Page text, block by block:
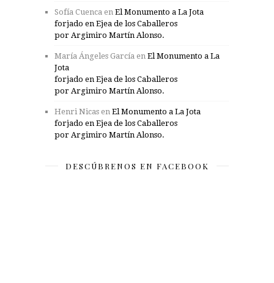
Sofía Cuenca en El Monumento a La Jota
forjado en Ejea de los Caballeros
por Argimiro Martín Alonso.
María Ángeles García en El Monumento a La
Jota
forjado en Ejea de los Caballeros
por Argimiro Martín Alonso.
Henri Nicas en El Monumento a La Jota
forjado en Ejea de los Caballeros
por Argimiro Martín Alonso.
DESCÚBRENOS EN FACEBOOK